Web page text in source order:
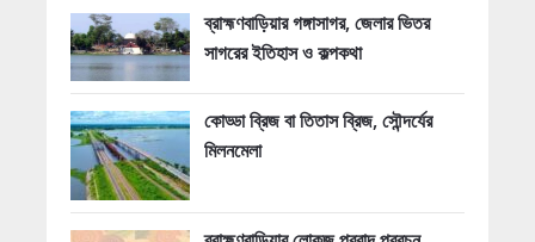
ব্রাহ্মণবাড়িয়ার গঙ্গাসাগর, জেলার ভিতর
সাগরের ইতিহাস ও কল্পকথা
কোড্ডা ব্রিজ বা তিতাস ব্রিজ, সৌন্দর্যের
মিলনমেলা